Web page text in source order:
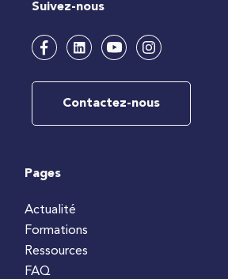
Suivez-nous
Contactez-nous
Pages
Actualité
Formations
Ressources
FAQ